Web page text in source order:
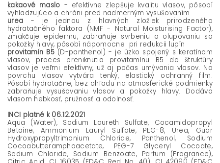
kakaové maslo - efektívne zlepšuje kvalitu vlasov, pôsobí
vyhladzujúco a chráni pred nadmerným vysušovaním
urea - je jednou z hlavných zložiek prirodzeného
hydratačného faktora (NMF - Natural Moisturising Factor),
zmäkčuje epidermu, zabraňuje svrbeniu a olupovaniu sa
pokožky hlavy, pôsobí nápomocne pri redukcii lupín
provitamín B5(D-panthenol) - je úzko spojený s keratínom
vlasov, proces preniknutia provitamínu B5 do štruktúry
vlasov je veľmi efektívny, už aj počas umývania vlasov. Na
povrchu vlasov vytvára tenký, elastický ochranný film.
Pôsobí hydratačne, bez ohľadu na atmosferické podmienky
zabraňuje vysušovaniu vlasov a pokožky hlavy. Dodáva
vlasom hebkosť, pružnosť a odolnosť.
INCI platné k 06.12.2021
Aqua (Water), Sodium Laureth Sulfate, Cocamidopropyl
Betaine, Ammonium Lauryl Sulfate, PEG-8, Urea, Guar
Hydroxypropyltrimonium Chloride, Panthenol, Sodium
Cocoabutteramphoacetate, PEG-7 Glyceryl Cocoate,
Sodium Chloride, Sodium Benzoate, Parfum (Fragrance),